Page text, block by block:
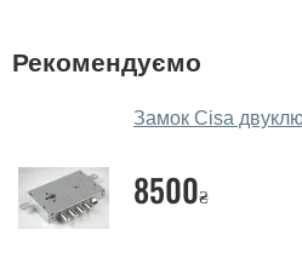
дверей.
Чи допомагаєте ви
Рекомендуємо
Замок Cisa
8500₴